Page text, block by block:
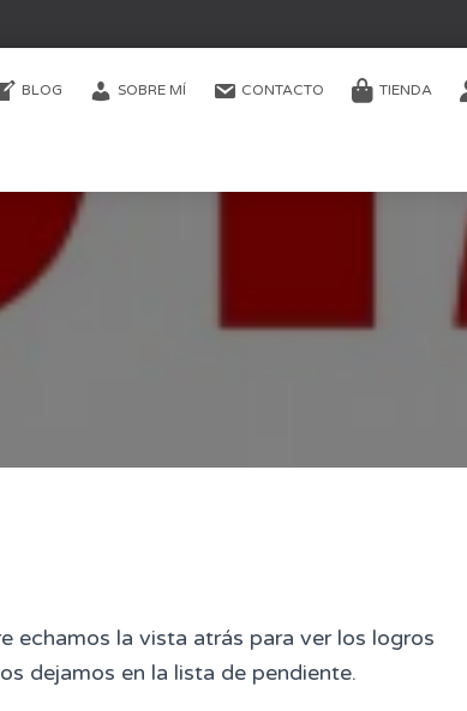
BLOG SOBRE MÍ CONTACTO TIENDA
echamos la vista atrás para ver los logros
dejamos en la lista de pendiente.